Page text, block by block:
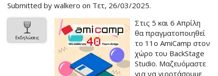
Submitted by walkero on Τετ, 26/03/2025.
Εκδηλώσεις
Στις 5 και 6 Απρίλη
θα πραγματοποιηθεί
το 11ο AmiCamp στον
χώρο του BackStage
Studio. Μαζευόμαστε
για να γιορτάσουμε